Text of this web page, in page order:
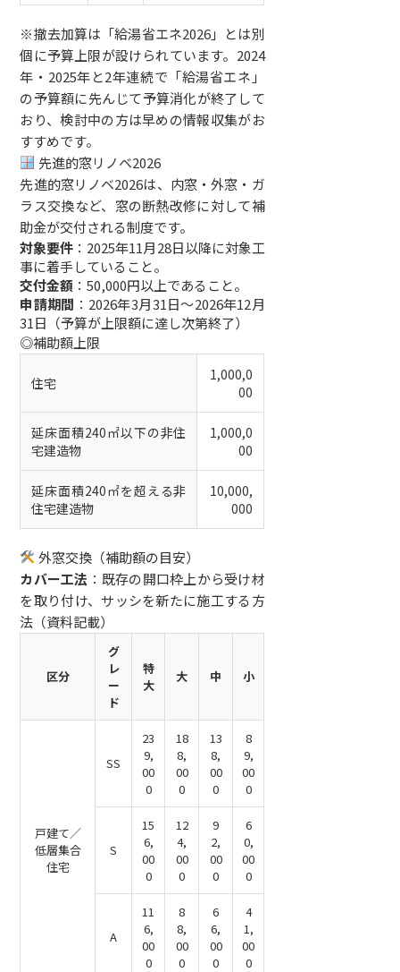
※撤去加算は「給湯省エネ2026」とは別
個に予算上限が設けられています。2024
年・2025年と2年連続で「給湯省エネ」
の予算額に先んじて予算消化が終了して
おり、検討中の方は早めの情報収集がお
すすめです。
先進的窓リノベ2026
先進的窓リノベ2026は、内窓・外窓・ガ
ラス交換など、窓の断熱改修に対して補
助金が交付される制度です。
対象要件 ：2025年11月28日以降に対象工
事に着手していること。
交付金額 ：50,000円以上であること。
申請期間 ：2026年3月31日〜2026年12月
31日（予算が上限額に達し次第終了）
◎補助額上限
住宅
1,000,0
00
延床面積240㎡以下の非住
宅建造物
1,000,0
00
延床面積240㎡を超える非
住宅建造物
10,000,
000
外窓交換（補助額の目安）
カバー工法 ：既存の開口枠上から受け材
を取り付け、サッシを新たに施工する方
法（資料記載）
区分
グ
レ
ー
ド
特
大
大 中 小
戸建て／
低層集合
住宅
SS
23
9,
00
0
18
8,
00
0
13
8,
00
0
8
9,
00
0
S
15
6,
00
0
12
4,
00
0
9
2,
00
0
6
0,
00
0
A
11
6,
00
0
8
8,
00
0
6
6,
00
0
4
1,
00
0